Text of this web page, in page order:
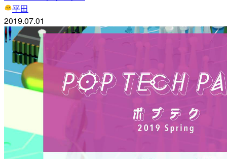
平田
2019.07.01